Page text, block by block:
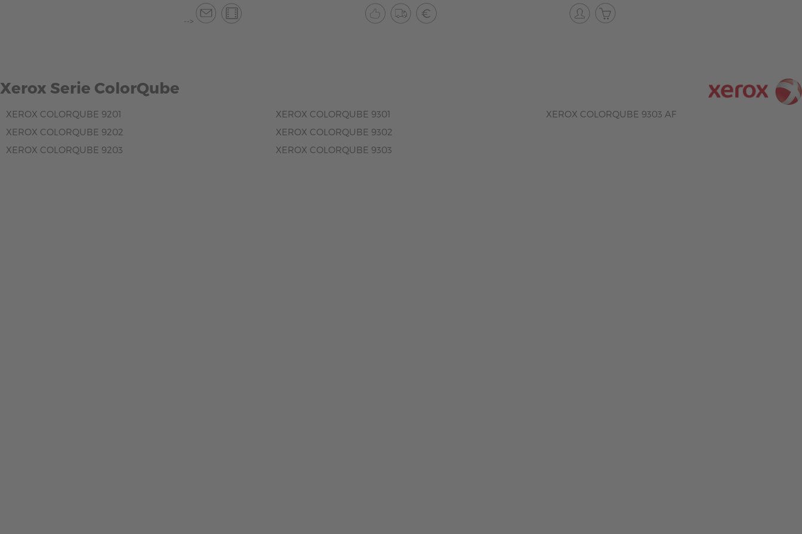
-->
Xerox Serie ColorQube
XEROX COLORQUBE 9201
XEROX COLORQUBE 9202
XEROX COLORQUBE 9203
XEROX COLORQUBE 9301
XEROX COLORQUBE 9302
XEROX COLORQUBE 9303
XEROX COLORQUBE 9303 AF